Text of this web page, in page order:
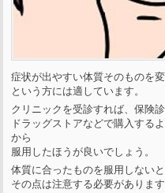
症状が出やすい体質そのものを
という方には適しています。
クリニックを受診すれば、保険
ドラッグストアなどで購入する
から
服用したほうが良いでしょう。
体質に合ったものを服用しない
その点は注意する必要があります